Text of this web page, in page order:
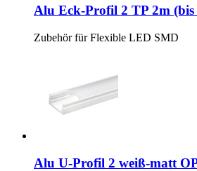
Alu Eck-Profil 2 TP 2m (bis
Zubehör für Flexible LED SMD
Alu U-Profil 2 weiß-matt